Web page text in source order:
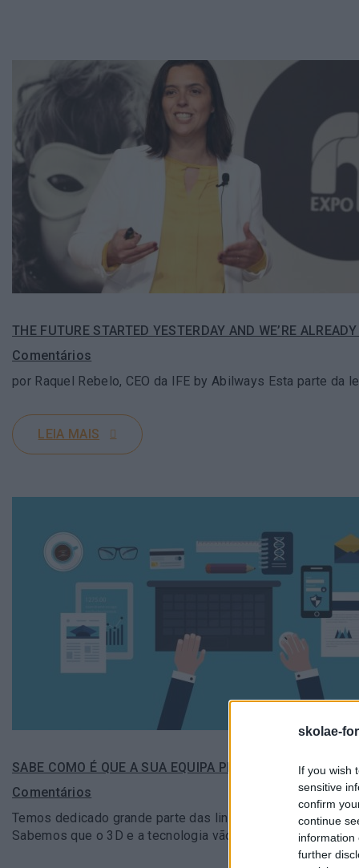
skolae-
If you wish
sensitive
confirm
continue
information
further
THE FUTURE STARTED YESTERDAY AND WE’RE
Comentários
por Raquel Rebelo, CEO da IFE by Abilways Esta parte da
LEIA MAIS
SABE COMO É QUE A SUA EQUIPA PREFERE APRENDER?
Comentários
Temos dedicado grande parte das linhas deste blog à
Sabemos que o 3D e a tecnologia vão penetrar o…